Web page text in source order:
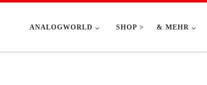
ANALOGWORLD SHOP > & MEHR